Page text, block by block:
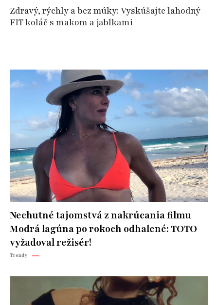
Zdravý, rýchly a bez múky: Vyskúšajte lahodný
FIT koláč s makom a jablkami
Nechutné tajomstvá z nakrúcania filmu
Modrá lagúna po rokoch odhalené: TOTO
vyžadoval režisér!
Trendy